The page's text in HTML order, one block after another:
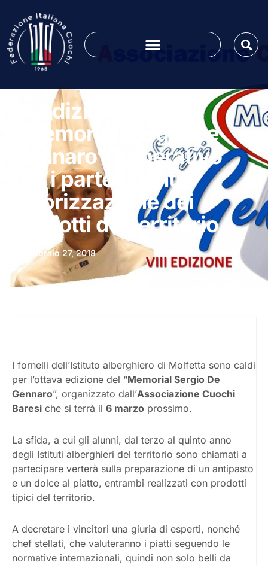
8^ edizione del
“Memorial Sergio De
Gennaro”, imperativo
per i partecipanti
valorizzazione dei
prodotti del territorio
Febbraio 27, 2018
I fornelli dell’Istituto alberghiero di Molfetta sono caldi
per l’ottava edizione del “Memorial Sergio De
Gennaro”, organizzato dall’Associazione Cuochi
Baresi che si terrà il 6 marzo prossimo.
La sfida, a cui gli alunni, dal terzo al quinto anno
degli Istituti alberghieri del territorio sono chiamati a
partecipare verterà sulla preparazione di un antipasto
e un dolce al piatto, entrambi realizzati con prodotti
tipici del territorio.
A decretare i vincitori una giuria di esperti, nonché
chef stellati, che valuteranno i piatti seguendo le
normative internazionali, quindi non solo belli da